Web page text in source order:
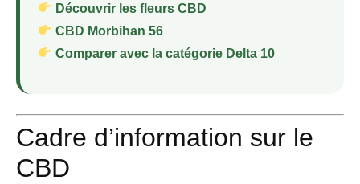
Découvrir les fleurs CBD
CBD Morbihan 56
Comparer avec la catégorie Delta 10
Cadre d’information sur le
CBD